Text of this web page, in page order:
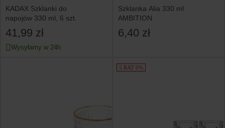
KADAX Szklanki do
napojów 330 ml, 6 szt.
41,99 zł
Wysyłamy w 24h
Szklanka Alia 330 ml
AMBITION
6,40 zł
5 RAT 0%